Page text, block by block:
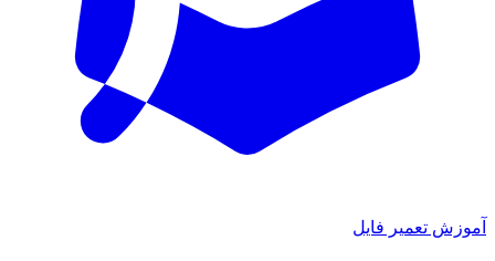
تعمیر فایل